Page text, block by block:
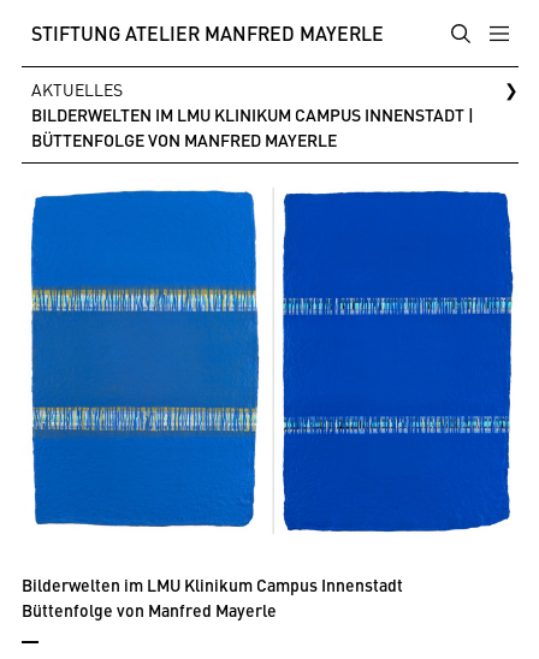
STIFTUNG ATELIER MANFRED MAYERLE
AKTUELLES
❯
BILDERWELTEN IM LMU KLINIKUM CAMPUS INNENSTADT |
BÜTTENFOLGE VON MANFRED MAYERLE
Bilderwelten im LMU Klinikum Campus Innenstadt
Büttenfolge von Manfred Mayerle